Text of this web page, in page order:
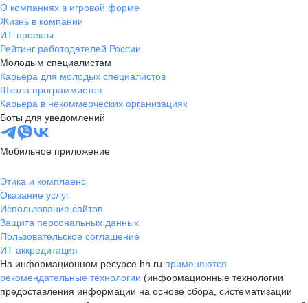
О компаниях в игровой форме
Жизнь в компании
ИТ-проекты
Рейтинг работодателей России
Молодым специалистам
Карьера для молодых специалистов
Школа программистов
Карьера в некоммерческих организациях
Боты для уведомлений
Мобильное приложение
Этика и комплаенс
Оказание услуг
Использование сайтов
Защита персональных данных
Пользовательское соглашение
ИТ аккредитация
На информационном ресурсе hh.ru применяются
рекомендательные технологии (информационные технологии
предоставления информации на основе сбора, систематизации